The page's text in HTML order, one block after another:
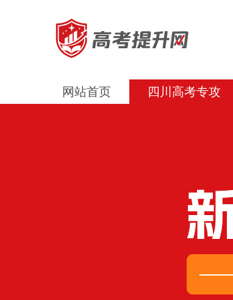
网站首页 四川高考专攻